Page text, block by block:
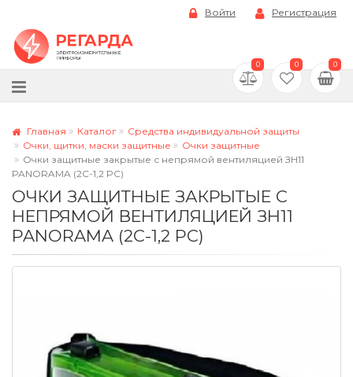
Войти Регистрация
0 0 0
Главная Каталог
Средства индивидуальной защиты
Очки, щитки, маски защитные
Очки защитные
Очки защитные закрытые с непрямой вентиляцией ЗН11
PANORAMA (2С-1,2 PС)
ОЧКИ ЗАЩИТНЫЕ ЗАКРЫТЫЕ С
НЕПРЯМОЙ ВЕНТИЛЯЦИЕЙ ЗН11
PANORAMA (2С-1,2 PС)